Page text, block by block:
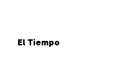
El Tiempo